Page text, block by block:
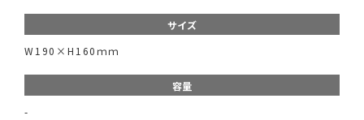
サイズ
W190×H160ｍｍ
容量
-